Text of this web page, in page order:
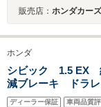
販売店： ホンダカー
ホンダ
シビック 1.5 EX
減ブレーキ ドラ
ー LEDヘッド 純
ディーラー保証 車両品質